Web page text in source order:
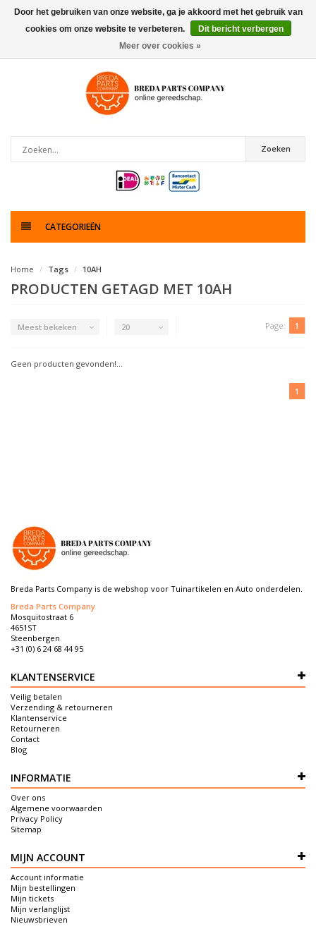
0artikelen
Zoeken
CATEGORIEËN
Home Tags 10AH
PRODUCTEN GETAGD MET 10AH
Meest bekeken 20 Page: 1
Geen producten gevonden!...
1
Breda Parts Company is de webshop voor Tuinartikelen en Auto onderdelen.
Breda Parts Company
Mosquitostraat 6
4651ST
Steenbergen
+31 (0) 6 24 68 44 95
KLANTENSERVICE
Veilig betalen
Verzending & retourneren
Klantenservice
Retourneren
Contact
Blog
INFORMATIE
Over ons
Algemene voorwaarden
Privacy Policy
Sitemap
MIJN ACCOUNT
Account informatie
Mijn bestellingen
Mijn tickets
Mijn verlanglijst
Nieuwsbrieven
Door het gebruiken van onze website, ga je akkoord met het gebruik van
cookies om onze website te verbeteren.
Dit bericht verbergen
Meer over cookies »